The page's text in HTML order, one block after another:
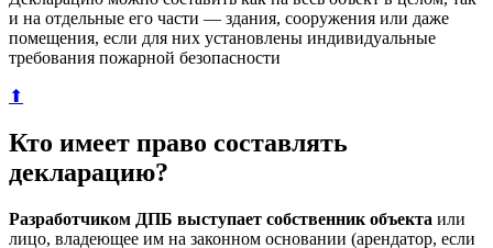
и на отдельные его части — здания, сооружения или даже
помещения, если для них установлены индивидуальные
требования пожарной безопасности
⬆
Кто имеет право составлять
декларацию?
Разработчиком ДПБ выступает собственник объекта или
лицо, владеющее им на законном основании (арендатор, если